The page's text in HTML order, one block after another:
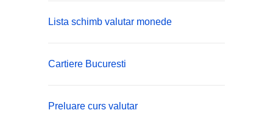
Lista schimb valutar monede
Cartiere Bucuresti
Preluare curs valutar